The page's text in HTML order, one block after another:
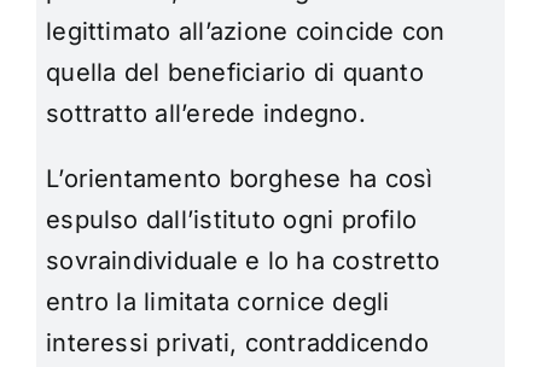
legittimato all’azione coincide con
quella del beneficiario di quanto
sottratto all’erede indegno.
L’orientamento borghese ha così
espulso dall’istituto ogni profilo
sovraindividuale e lo ha costretto
entro la limitata cornice degli
interessi privati, contraddicendo